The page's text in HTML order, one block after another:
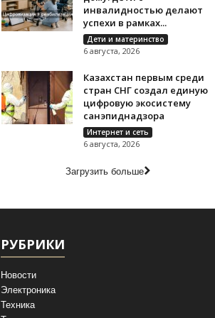
инвалидностью делают
успехи в рамках...
Дети и материнство
6 августа, 2026
Казахстан первым среди
стран СНГ создал единую
цифровую экосистему
санэпиднадзора
Интернет и сеть
6 августа, 2026
Загрузить больше
РУБРИКИ
Новости
Электроника
Техника